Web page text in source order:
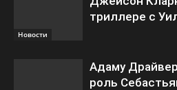
Новости
триллере с
Адаму
роль